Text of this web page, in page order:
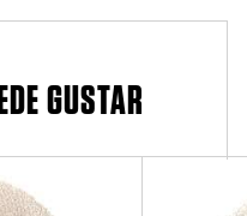
GUSTAR